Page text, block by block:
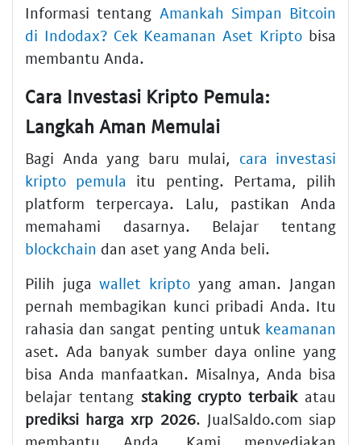
Informasi tentang Amankah Simpan Bitcoin
di Indodax? Cek Keamanan Aset Kripto bisa
membantu Anda.
Cara Investasi Kripto Pemula:
Langkah Aman Memulai
Bagi Anda yang baru mulai, cara investasi
kripto pemula itu penting. Pertama, pilih
platform terpercaya. Lalu, pastikan Anda
memahami dasarnya. Belajar tentang
blockchain dan aset yang Anda beli.
Pilih jugawallet kripto yang aman. Jangan
pernah membagikan kunci pribadi Anda. Itu
rahasia dan sangat penting untuk keamanan
aset. Ada banyak sumber daya online yang
bisa Anda manfaatkan. Misalnya, Anda bisa
belajar tentang staking crypto terbaikatau
prediksi harga xrp 2026. JualSaldo.com siap